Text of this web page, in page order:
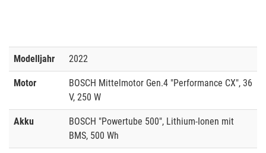
Modelljahr 2022
Motor
BOSCH Mittelmotor Gen.4 "Performance CX", 36
V, 250 W
Akku
BOSCH "Powertube 500", Lithium-Ionen mit
BMS, 500 Wh